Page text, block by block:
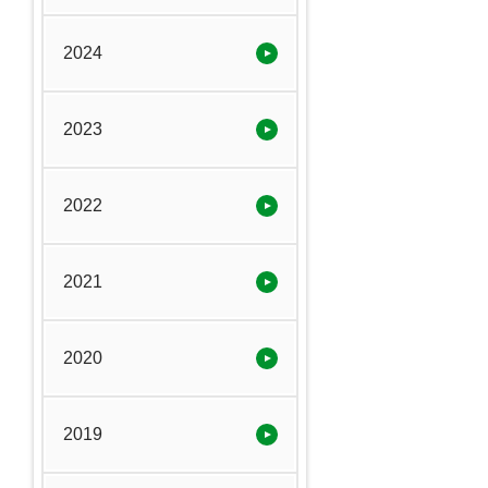
2024
2023
2022
2021
2020
2019